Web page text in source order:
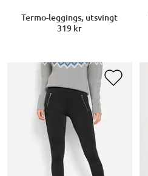
Termo-leggings, utsvingt
319 kr